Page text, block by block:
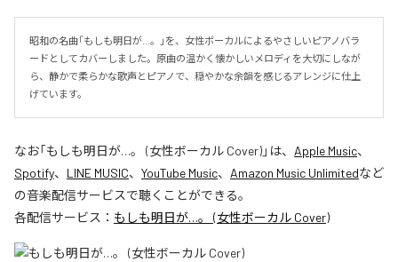
昭和の名曲「もしも明日が…。」を、女性ボーカルによるやさしいピアノバラ
ードとしてカバーしました。原曲の温かく懐かしいメロディを大切にしなが
ら、静かで柔らかな歌声とピアノで、穏やかな余韻を感じるアレンジに仕上
げています。
なお「もしも明日が…。 (女性ボーカル Cover)」は、 Apple Music、
Spotify、 LINE MUSIC、 YouTube Music、 Amazon Music Unlimitedなど
の音楽配信サービスで聴くことができる。
各配信サービス： もしも明日が…。 (女性ボーカル Cover)